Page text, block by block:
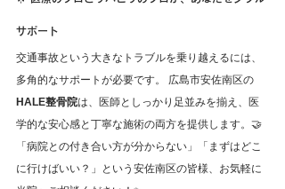
サポート
交通事故という大きなトラブルを乗り越えるには、
多角的なサポートが必要です。 広島市安佐南区の
HALE整骨院は、医師としっかり足並みを揃え、医
学的な安心感と丁寧な施術の両方を提供します。🤝
「病院との付き合い方が分からない」「まずはどこ
に行けばいい？」という安佐南区の皆様、お気軽に